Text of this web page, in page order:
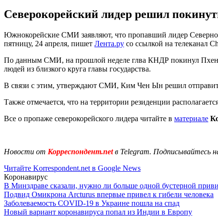
Северокорейский лидер решил
Южнокорейские СМИ заявляют, что пропавший лидер
пятницу, 24 апреля, пишет Лента.ру со ссылкой на телеканал
По данным СМИ, на прошлой неделе глва КНДР покинул
людей из близкого круга главы государства.
В связи с этим, утверждают СМИ, Ким Чен Ын решил
Также отмечается, что на территории резиденции
Все о пропаже северокорейского лидера читайте в материале
Новости от Корреспондент.netв Telegram. Подписывайтесь
Читайте Korrespondent.net в Google News
Коронавирус
В Минздраве сказали, нужно ли больше одной бустерной
Подвид Омикрона Arcturus впервые привел к гибели человека
Заболеваемость COVID-19 в Украине пошла на спад
Новый вариант коронавируса попал из Индии в Европу